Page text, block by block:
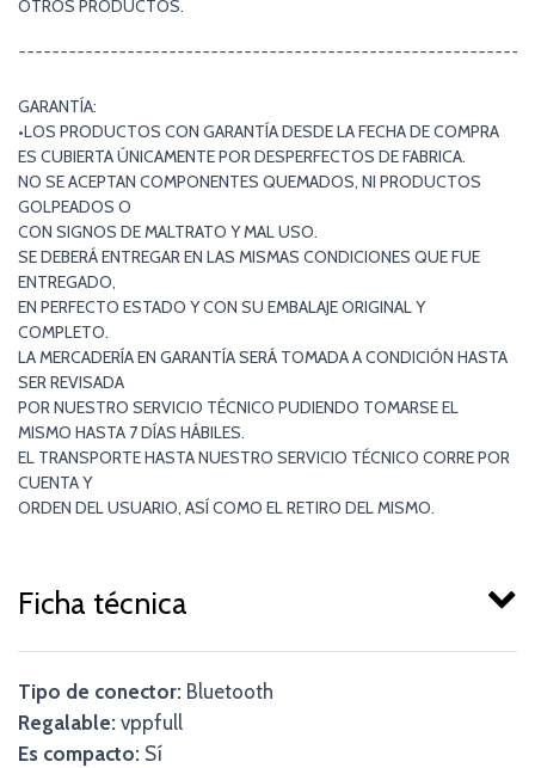
OTROS PRODUCTOS.
GARANTÍA:
•LOS PRODUCTOS CON GARANTÍA DESDE LA FECHA DE COMPRA
ES CUBIERTA ÚNICAMENTE POR DESPERFECTOS DE FABRICA.
NO SE ACEPTAN COMPONENTES QUEMADOS, NI PRODUCTOS
GOLPEADOS O
CON SIGNOS DE MALTRATO Y MAL USO.
SE DEBERÁ ENTREGAR EN LAS MISMAS CONDICIONES QUE FUE
ENTREGADO,
EN PERFECTO ESTADO Y CON SU EMBALAJE ORIGINAL Y
COMPLETO.
LA MERCADERÍA EN GARANTÍA SERÁ TOMADA A CONDICIÓN HASTA
SER REVISADA
POR NUESTRO SERVICIO TÉCNICO PUDIENDO TOMARSE EL
MISMO HASTA 7 DÍAS HÁBILES.
EL TRANSPORTE HASTA NUESTRO SERVICIO TÉCNICO CORRE POR
CUENTA Y
ORDEN DEL USUARIO, ASÍ COMO EL RETIRO DEL MISMO.
Ficha técnica
Tipo de conector: Bluetooth
Regalable: vppfull
Es compacto: Sí